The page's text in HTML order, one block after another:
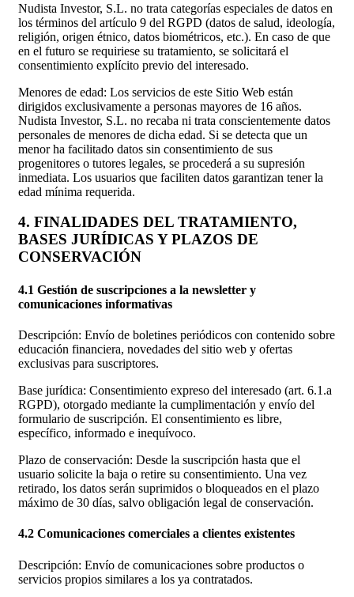
Nudista Investor, S.L. no trata categorías especiales de datos en
los términos del artículo 9 del RGPD (datos de salud, ideología,
religión, origen étnico, datos biométricos, etc.). En caso de que
en el futuro se requiriese su tratamiento, se solicitará el
consentimiento explícito previo del interesado.
Menores de edad: Los servicios de este Sitio Web están
dirigidos exclusivamente a personas mayores de 16 años.
Nudista Investor, S.L. no recaba ni trata conscientemente datos
personales de menores de dicha edad. Si se detecta que un
menor ha facilitado datos sin consentimiento de sus
progenitores o tutores legales, se procederá a su supresión
inmediata. Los usuarios que faciliten datos garantizan tener la
edad mínima requerida.
4. FINALIDADES DEL TRATAMIENTO,
BASES JURÍDICAS Y PLAZOS DE
CONSERVACIÓN
4.1 Gestión de suscripciones a la newsletter y
comunicaciones informativas
Descripción: Envío de boletines periódicos con contenido sobre
educación financiera, novedades del sitio web y ofertas
exclusivas para suscriptores.
Base jurídica: Consentimiento expreso del interesado (art. 6.1.a
RGPD), otorgado mediante la cumplimentación y envío del
formulario de suscripción. El consentimiento es libre,
específico, informado e inequívoco.
Plazo de conservación: Desde la suscripción hasta que el
usuario solicite la baja o retire su consentimiento. Una vez
retirado, los datos serán suprimidos o bloqueados en el plazo
máximo de 30 días, salvo obligación legal de conservación.
4.2 Comunicaciones comerciales a clientes existentes
Descripción: Envío de comunicaciones sobre productos o
servicios propios similares a los ya contratados.